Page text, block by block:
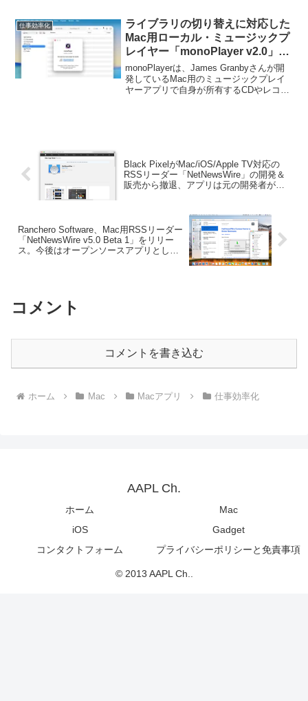
仕事効率化
ライブラリの切り替えに対応した
Mac用ローカル・ミュージックプ
レイヤー「monoPlayer v2.0」が
リリース。
monoPlayerは、James Granbyさんが開
発しているMac用のミュージックプレイ
ヤーアプリで自身が所有するCDやレコー
Black PixelがMac/iOS/Apple TV対応の
RSSリーダー「NetNewsWire」の開発＆
販売から撤退、アプリは元の開発者が開
Ranchero Software、Mac用RSSリーダー
「NetNewsWire v5.0 Beta 1」をリリー
ス。今後はオープンソースアプリとして
コメント
コメントを書き込む
ホーム Mac Macアプリ 仕事効率化
AAPL Ch.
ホーム
Mac
iOS
Gadget
コンタクトフォーム
プライバシーポリシーと免責事項
© 2013 AAPL Ch..